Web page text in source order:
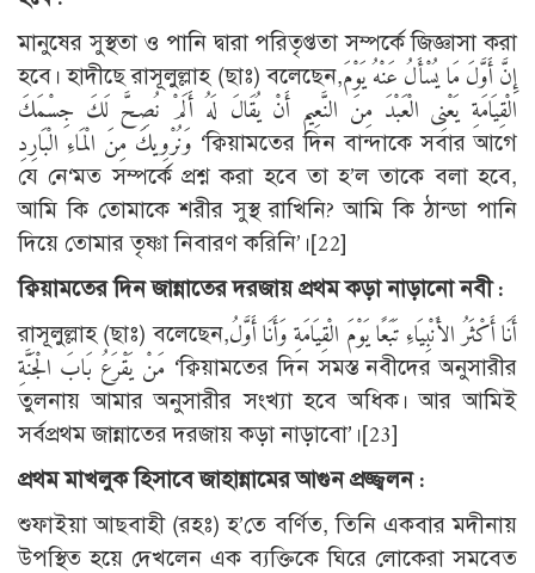
মানুষের সুস্থতা ও পানি দ্বারা পরিতৃপ্ততা সম্পর্কে জিজ্ঞাসা করা
হবে। হাদীছে রাসূলুল্লাহ (ছাঃ) বলেছেন,إِنَّ أَوَّلَ مَا يُسْأَلُ عَنْهُ يَوْمَ
الْقِيَامَةِ يَعْنِى الْعَبْدَ مِنَ النَّعِيمِ أَنْ يُقَالَ لَهُ أَلَمْ نُصِحَّ لَكَ جِسْمَكَ
وَنُرْوِيكَ مِنَ الْمَاءِ الْبَارِدِ ‘ক্বিয়ামতের দিন বান্দাকে সবার আগে
যে নে‘মত সম্পর্কে প্রশ্ন করা হবে তা হ’ল তাকে বলা হবে,
আমি কি তোমাকে শরীর সুস্থ রাখিনি? আমি কি ঠান্ডা পানি
দিয়ে তোমার তৃষ্ণা নিবারণ করিনি’।[22]
ক্বিয়ামতের দিন জান্নাতের দরজায় প্রথম কড়া নাড়ানো নবী :
রাসূলুল্লাহ (ছাঃ) বলেছেন,أَنَا أَكْثَرُ الأَنْبِيَاءِ تَبَعًا يَوْمَ الْقِيَامَةِ وَأَنَا أَوَّلُ
مَنْ يَقْرَعُ بَابَ الْجَنَّةِ ‘ক্বিয়ামতের দিন সমস্ত নবীদের অনুসারীর
তুলনায় আমার অনুসারীর সংখ্যা হবে অধিক। আর আমিই
সর্বপ্রথম জান্নাতের দরজায় কড়া নাড়াবো’।[23]
প্রথম মাখলুক হিসাবে জাহান্নামের আগুন প্রজ্জ্বলন :
শুফাইয়া আছবাহী (রহঃ) হ’তে বর্ণিত, তিনি একবার মদীনায়
উপস্থিত হয়ে দেখলেন এক ব্যক্তিকে ঘিরে লোকেরা সমবেত